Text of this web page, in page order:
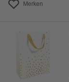
Merken